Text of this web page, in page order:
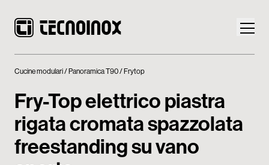
Prodotti
Cucine modulari Panoramica T90 Frytop
Fry-Top elettrico piastra
rigata cromata spazzolata
freestanding su vano